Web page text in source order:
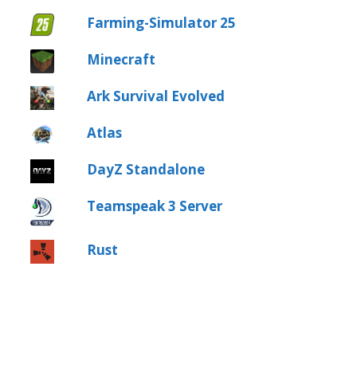
Farming-Simulator 25
Minecraft
Ark Survival Evolved
Atlas
DayZ Standalone
Teamspeak 3 Server
Rust